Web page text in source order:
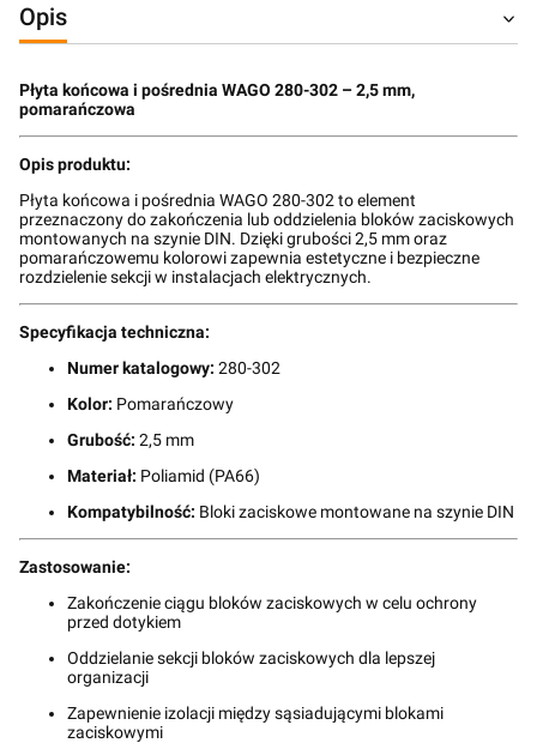
Opis
Płyta końcowa i pośrednia WAGO 280-302 – 2,5 mm,
pomarańczowa
Opis produktu:
Płyta końcowa i pośrednia WAGO 280-302 to element
przeznaczony do zakończenia lub oddzielenia bloków zaciskowych
montowanych na szynie DIN. Dzięki grubości 2,5 mm oraz
pomarańczowemu kolorowi zapewnia estetyczne i bezpieczne
rozdzielenie sekcji w instalacjach elektrycznych.
Specyfikacja techniczna:
Numer katalogowy: 280-302
Kolor: Pomarańczowy
Grubość: 2,5 mm
Materiał: Poliamid (PA66)
Kompatybilność: Bloki zaciskowe montowane na szynie DIN
Zastosowanie:
Zakończenie ciągu bloków zaciskowych w celu ochrony
przed dotykiem
Oddzielanie sekcji bloków zaciskowych dla lepszej
organizacji
Zapewnienie izolacji między sąsiadującymi blokami
zaciskowymi